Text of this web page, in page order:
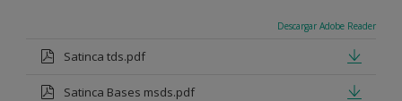
Descargar Adobe Reader
Satinca tds.pdf
Satinca Bases msds.pdf